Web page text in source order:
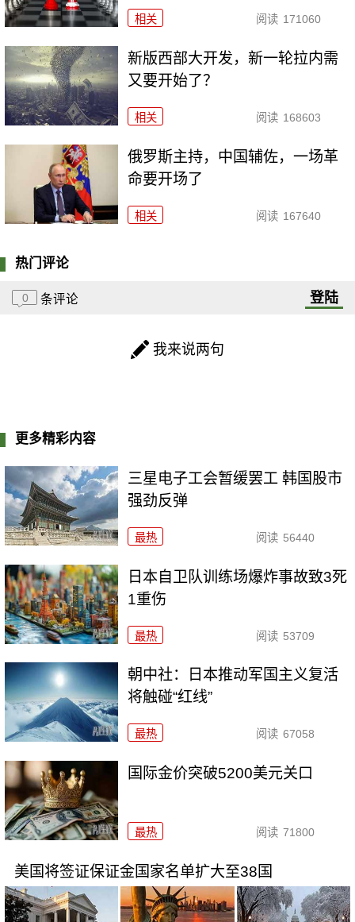
相关 阅读 171060
新版西部大开发，新一轮拉内需
又要开始了？
相关 阅读 168603
俄罗斯主持，中国辅佐，一场革
命要开场了
相关 阅读 167640
热门评论
0 条评论 登陆
我来说两句
更多精彩内容
三星电子工会暂缓罢工 韩国股市
强劲反弹
最热 阅读 56440
日本自卫队训练场爆炸事故致3死
1重伤
最热 阅读 53709
朝中社：日本推动军国主义复活
将触碰“红线”
最热 阅读 67058
国际金价突破5200美元关口
最热 阅读 71800
美国将签证保证金国家名单扩大至38国